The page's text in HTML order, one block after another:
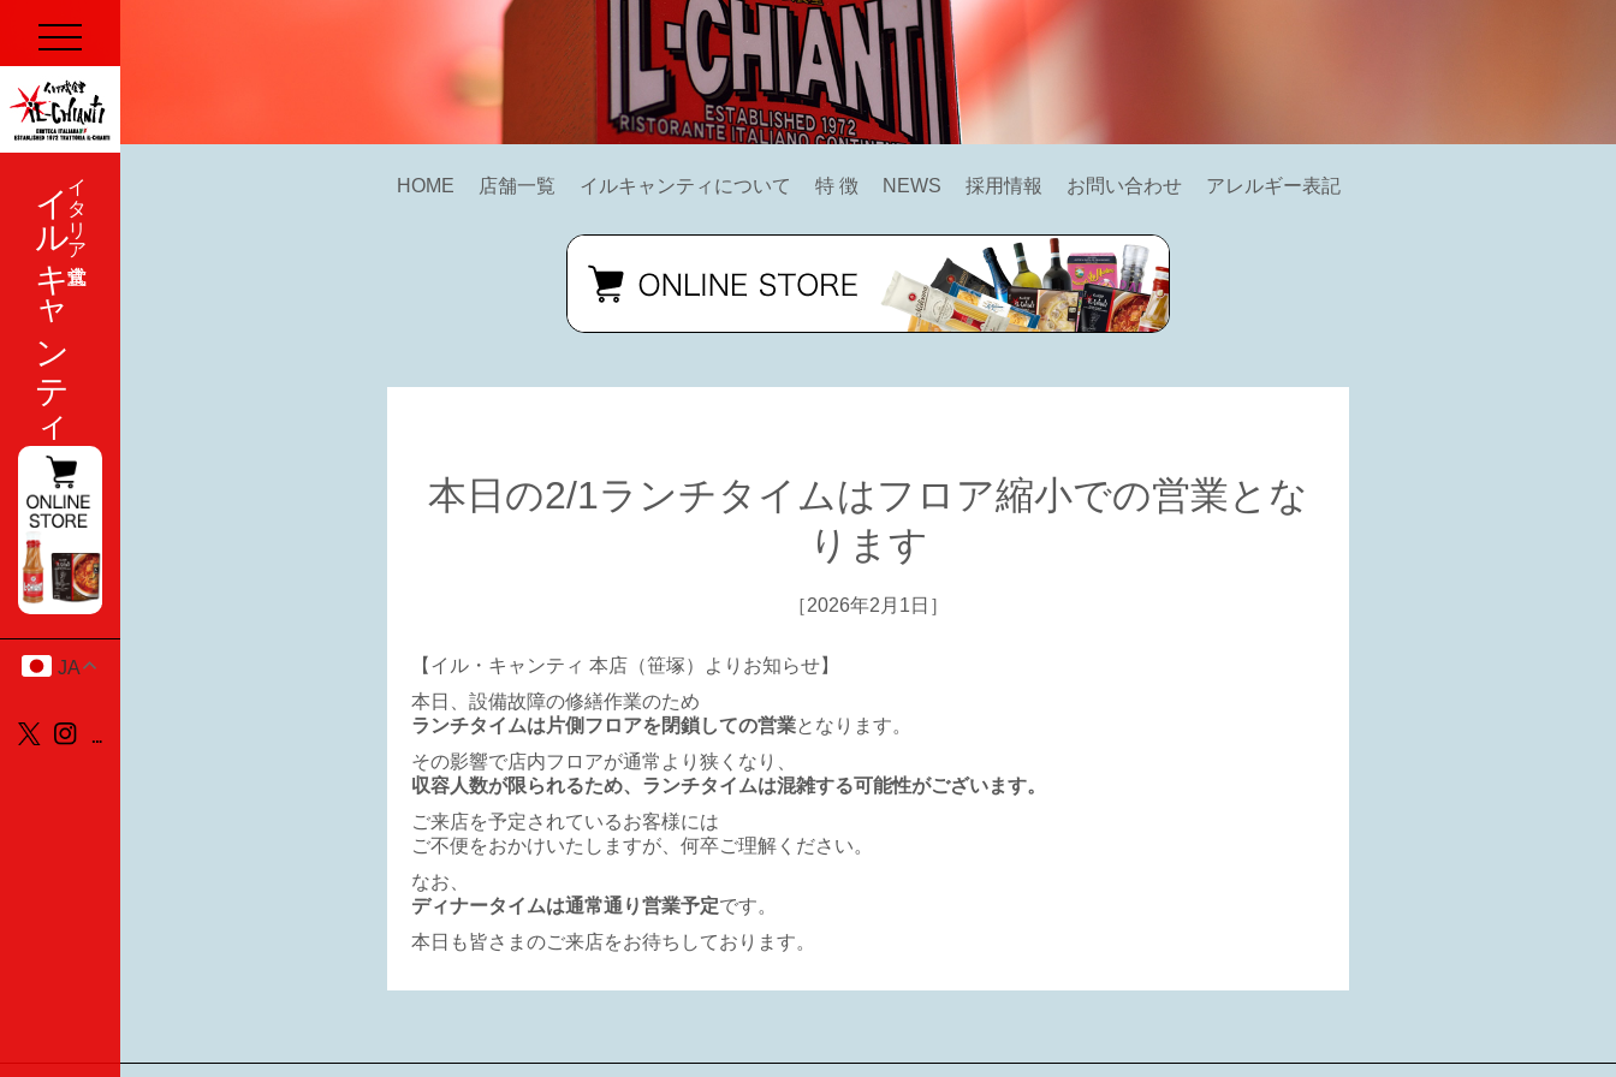
イタリア式食堂
イルキャンティ
JA
HOME 店舗一覧 イルキャンティについて 特 徴 NEWS 採用情報 お問い合わせ アレルギー表記
本日の2/1ランチタイムはフロア縮小での営業とな
ります
［2026年2月1日］
【イル・キャンティ 本店（笹塚）よりお知らせ】
本日、設備故障の修繕作業のため
ランチタイムは片側フロアを閉鎖しての営業となります。
その影響で店内フロアが通常より狭くなり、
収容人数が限られるため、ランチタイムは混雑する可能性がございます。
ご来店を予定されているお客様には
ご不便をおかけいたしますが、何卒ご理解ください。
なお、
ディナータイムは通常通り営業予定です。
本日も皆さまのご来店をお待ちしております。